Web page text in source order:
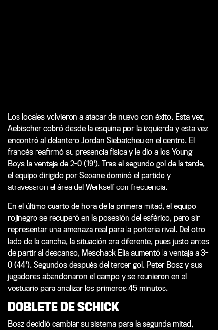
Los locales volvieron a atacar de nuevo con éxito. Esta vez,
Aebischer cobró desde la esquina por la izquierda y esta vez
encontró al delantero Jordan Siebatcheu en el centro. El
francés reafirmó su presencia física y le dio a los Young
Boys la ventaja de 2-0 (19'). Tras el segundo gol de la tarde,
el equipo dirigido por Seoane dominó el partido y
atravesaron el área del Werkself con frecuencia.
En el último cuarto de hora de la primera mitad, el equipo
rojinegro se recuperó en la posesión del esférico, pero sin
representar una amenaza real para la portería rival. Del otro
lado de la cancha, la situación era diferente, pues justo antes
de partir al descanso, Meschack Elia aumentó la ventaja a 3-
0 (44'). Segundos después del tercer gol, Peter Bosz y sus
jugadores abandonaron el campo y se reunieron en el
vestuario para analizar los primeros 45 minutos.
DOBLETE DE SCHICK
Bosz decidió cambiar su sistema para la segunda mitad,